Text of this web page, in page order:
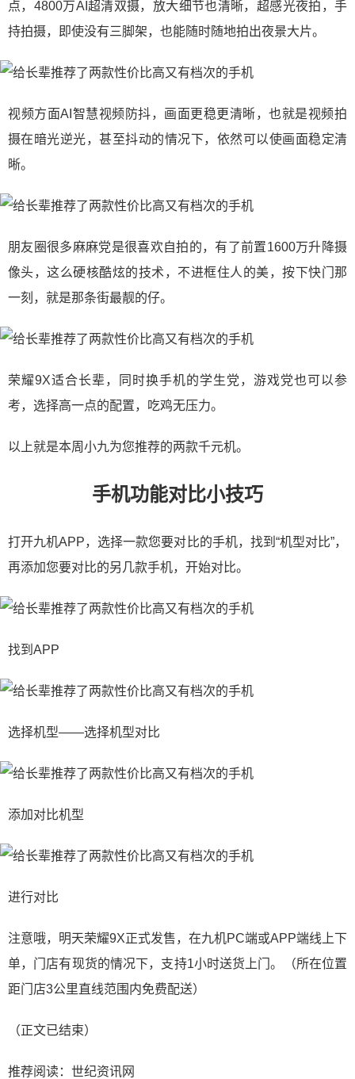
点，4800万AI超清双摄，放大细节也清晰，超感光夜拍，手
持拍摄，即使没有三脚架，也能随时随地拍出夜景大片。
视频方面AI智慧视频防抖，画面更稳更清晰，也就是视频拍
摄在暗光逆光，甚至抖动的情况下，依然可以使画面稳定清
晰。
朋友圈很多麻麻党是很喜欢自拍的，有了前置1600万升降摄
像头，这么硬核酷炫的技术，不进框住人的美，按下快门那
一刻，就是那条街最靓的仔。
荣耀9X适合长辈，同时换手机的学生党，游戏党也可以参
考，选择高一点的配置，吃鸡无压力。
以上就是本周小九为您推荐的两款千元机。
手机功能对比小技巧
打开九机APP，选择一款您要对比的手机，找到“机型对比”，
再添加您要对比的另几款手机，开始对比。
找到APP
选择机型——选择机型对比
添加对比机型
进行对比
注意哦，明天荣耀9X正式发售，在九机PC端或APP端线上下
单，门店有现货的情况下，支持1小时送货上门。（所在位置
距门店3公里直线范围内免费配送）
（正文已结束）
推荐阅读： 世纪资讯网